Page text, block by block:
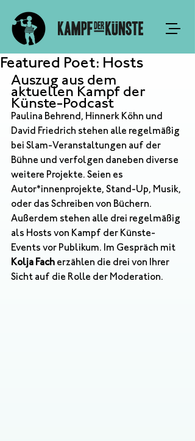
Featured Poet: Hosts
Auszug aus dem
aktuellen Kampf der
Künste-Podcast
Paulina Behrend, Hinnerk Köhn und
David Friedrich stehen alle regelmäßig
bei Slam-Veranstaltungen auf der
Bühne und verfolgen daneben diverse
weitere Projekte. Seien es
Autor*innenprojekte, Stand-Up, Musik,
oder das Schreiben von Büchern.
Außerdem stehen alle drei regelmäßig
als Hosts von Kampf der Künste-
Events vor Publikum. Im Gespräch mit
Kolja Fach erzählen die drei von Ihrer
Sicht auf die Rolle der Moderation.